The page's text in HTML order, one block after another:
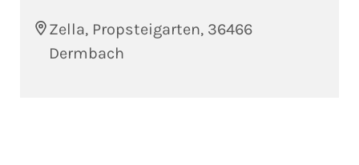
Zella, Propsteigarten, 36466
Dermbach